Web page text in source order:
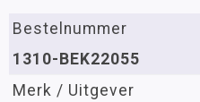
Bestelnummer
1310-BEK22055
Merk / Uitgever